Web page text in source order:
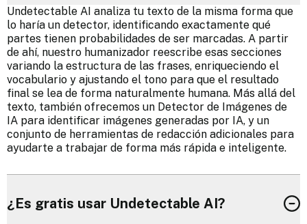
Undetectable AI analiza tu texto de la misma forma que
lo haría un detector, identificando exactamente qué
partes tienen probabilidades de ser marcadas. A partir
de ahí, nuestro humanizador reescribe esas secciones
variando la estructura de las frases, enriqueciendo el
vocabulario y ajustando el tono para que el resultado
final se lea de forma naturalmente humana. Más allá del
texto, también ofrecemos un Detector de Imágenes de
IA para identificar imágenes generadas por IA, y un
conjunto de herramientas de redacción adicionales para
ayudarte a trabajar de forma más rápida e inteligente.
¿Es gratis usar Undetectable AI?